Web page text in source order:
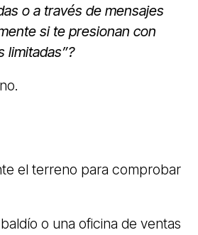
o a través de mensajes
si te presionan con
limitadas”?
el terreno para comprobar
o una oficina de ventas